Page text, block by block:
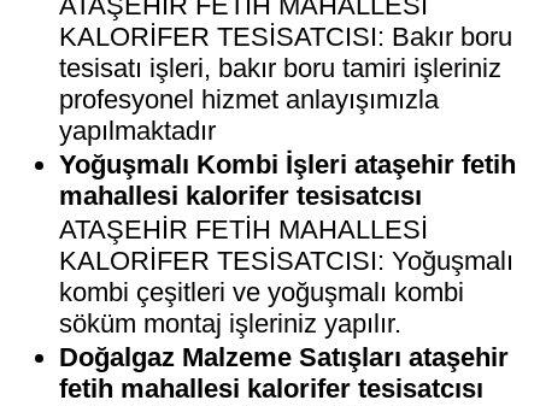
KALORİFER TESİSATCISI: Bakır boru
tesisatı işleri, bakır boru tamiri işleriniz
profesyonel hizmet anlayışımızla
yapılmaktadır
Yoğuşmalı Kombi İşleri ataşehir fetih
mahallesi kalorifer tesisatcısı
ATAŞEHİR FETİH MAHALLESİ
KALORİFER TESİSATCISI: Yoğuşmalı
kombi çeşitleri ve yoğuşmalı kombi
söküm montaj işleriniz yapılır.
Doğalgaz Malzeme Satışları ataşehir
fetih mahallesi kalorifer tesisatcısı